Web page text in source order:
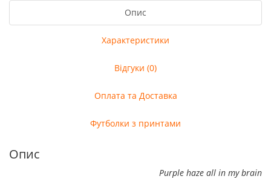
Опис
Характеристики
Відгуки (0)
Оплата та Доставка
Футболки з принтами
Опис
Purple haze all in my brain